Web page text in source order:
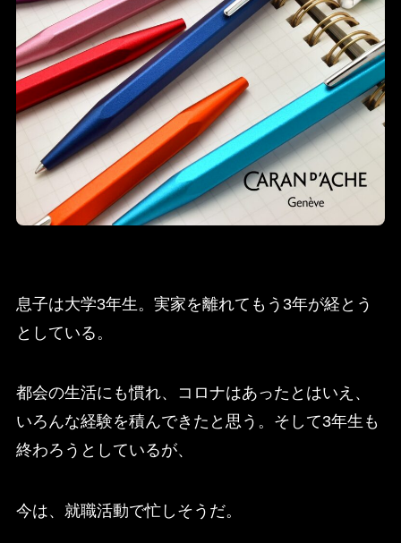
息子は大学3年生。実家を離れてもう3年が経とう
としている。
都会の生活にも慣れ、コロナはあったとはいえ、
いろんな経験を積んできたと思う。そして3年生も
終わろうとしているが、
今は、就職活動で忙しそうだ。